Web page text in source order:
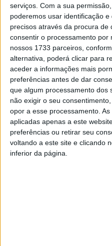
serviços. Com a sua
poderemos usar identificação
precisos através da procura de
consentir o processamento por
nossos 1733 parceiros,
alternativa, poderá clicar para
aceder a informações mais
preferências antes de dar
que algum processamento dos
não exigir o seu
opor a esse processamento.
aplicadas apenas a este
preferências ou retirar seu
voltando a este site e clicando
inferior da página.
TAGS Futebol Sub-19
Artigo anterior